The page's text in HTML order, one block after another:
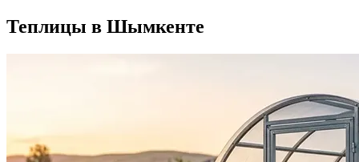
Теплицы в Шымкенте